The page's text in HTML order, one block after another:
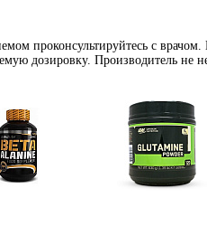
проконсультируйтесь с
дозировку. Производитель не